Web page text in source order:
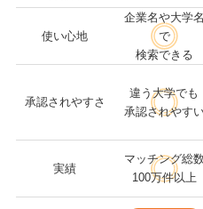
使い心地
企業名や大学名
で
検索できる
承認されやすさ
違う大学でも
承認されやす
実績
マッチング総
100万件以上